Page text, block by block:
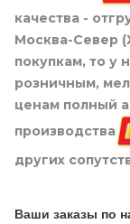
качества -
Москва-Север
покупкам, то у
розничным,
ценам полный
производства
других
Ваши заказы по